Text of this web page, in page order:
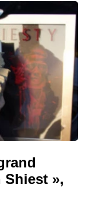
Shiest »,